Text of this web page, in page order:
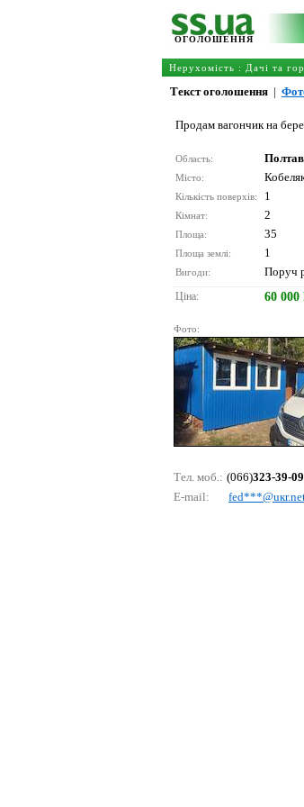
ОГОЛОШЕННЯ
Нерухомість : Дачі та
Текст оголошення |
Продам вагончик на
Область:
Місто:
Кількість поверхів: 1
Кімнат: 2
Площа: 35
Площа землі: 1
Вигоди: Поруч
Ціна: 60 000
Фото:
Тел. моб.: (066)323-39-09
E-mail: